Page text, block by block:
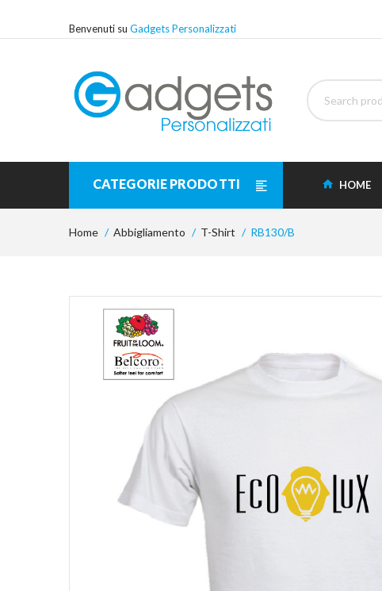
Benvenuti su Gadgets Personalizzati
CATEGORIE PRODOTTI HOME
Home Abbigliamento T-Shirt RB130/B